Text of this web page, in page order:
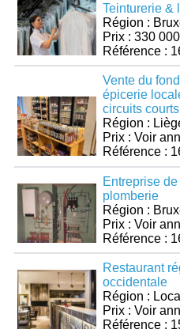
Teinturerie &
Région :
Prix : 330
Référence :
Vente du
épicerie
circuits courts
Région :
Prix : Voir
Référence :
Entreprise
plomberie
Région :
Prix : Voir
Référence :
Restaurant
occidentale
Région :
Prix : Voir
Référence :